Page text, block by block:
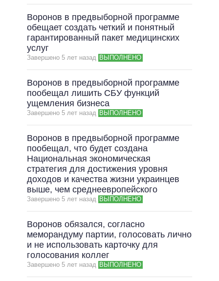
Воронов в предвыборной программе
обещает создать четкий и понятный
гарантированный пакет медицинских
услуг
Завершено 5 лет назад ВЫПОЛНЕНО
Воронов в предвыборной программе
пообещал лишить СБУ функций
ущемления бизнеса
Завершено 5 лет назад ВЫПОЛНЕНО
Воронов в предвыборной программе
пообещал, что будет создана
Национальная экономическая
стратегия для достижения уровня
доходов и качества жизни украинцев
выше, чем среднеевропейского
Завершено 5 лет назад ВЫПОЛНЕНО
Воронов обязался, согласно
меморандуму партии, голосовать лично
и не использовать карточку для
голосования коллег
Завершено 5 лет назад ВЫПОЛНЕНО